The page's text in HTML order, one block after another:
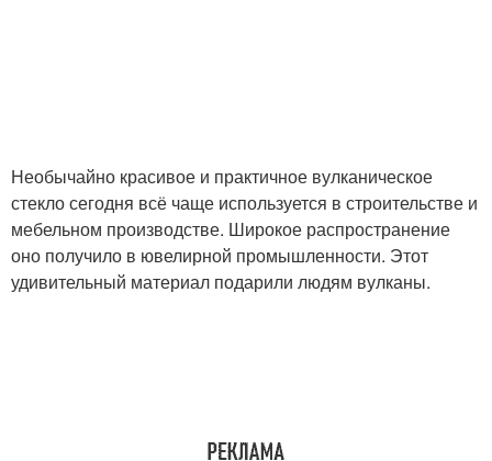
Необычайно красивое и практичное вулканическое
стекло сегодня всё чаще используется в строительстве и
мебельном производстве. Широкое распространение
оно получило в ювелирной промышленности. Этот
удивительный материал подарили людям вулканы.